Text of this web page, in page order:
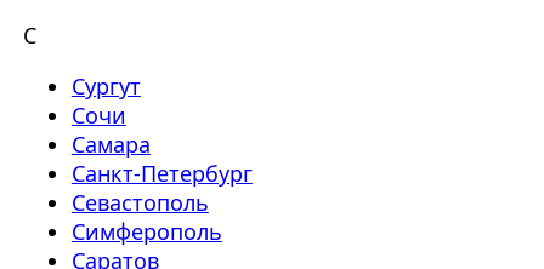
С
Сургут
Сочи
Самара
Санкт-Петербург
Севастополь
Симферополь
Саратов